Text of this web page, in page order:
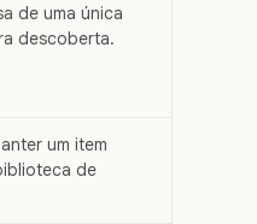
de uma única
descoberta.
um item
de